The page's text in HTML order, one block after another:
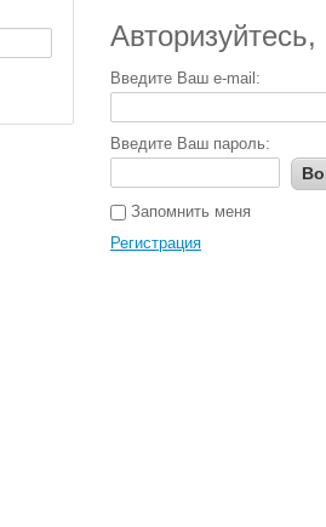
Введите Ваш e-mail:
Введите Ваш пароль:
Запомнить меня
Регистрация